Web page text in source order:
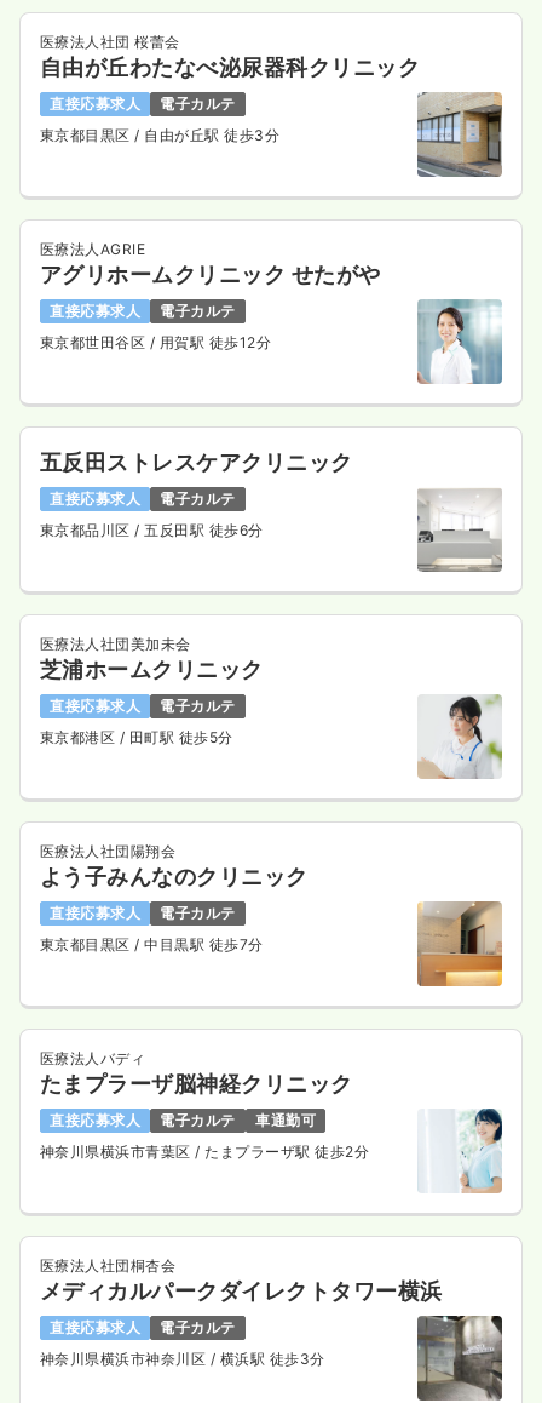
医療法人社団 桜蕾会
自由が丘わたなべ泌尿器科クリニック
直接応募求人
電子カルテ
東京都目黒区/ 自由が丘駅 徒歩3分
医療法人AGRIE
アグリホームクリニック せたがや
直接応募求人
電子カルテ
東京都世田谷区 / 用賀駅 徒歩12分
五反田ストレスケアクリニック
直接応募求人
電子カルテ
東京都品川区/ 五反田駅 徒歩6分
医療法人社団美加未会
芝浦ホームクリニック
直接応募求人
電子カルテ
東京都港区 / 田町駅 徒歩5分
医療法人社団陽翔会
よう子みんなのクリニック
直接応募求人
電子カルテ
東京都目黒区/ 中目黒駅 徒歩7分
医療法人バディ
たまプラーザ脳神経クリニック
直接応募求人 電子カルテ
車通勤可
神奈川県横浜市青葉区/ たまプラーザ駅 徒歩2分
医療法人社団桐杏会
メディカルパークダイレクトタワー横浜
直接応募求人
電子カルテ
神奈川県横浜市神奈川区 / 横浜駅 徒歩3分